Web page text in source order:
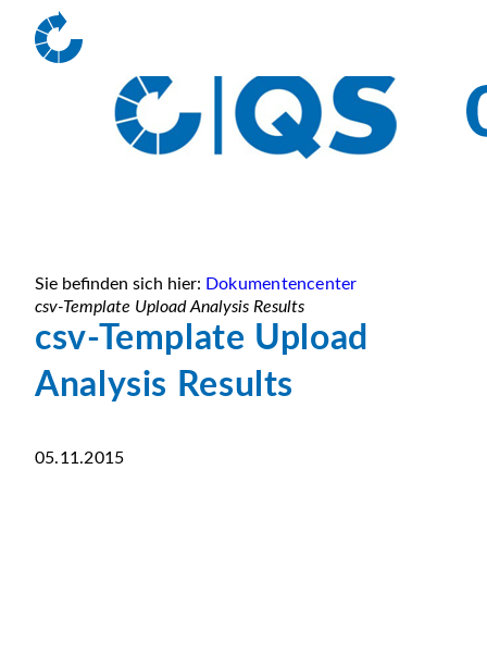
Sie befinden sich hier: Dokumentencenter
csv-Template Upload Analysis Results
csv-Template Upload
Analysis Results
05.11.2015